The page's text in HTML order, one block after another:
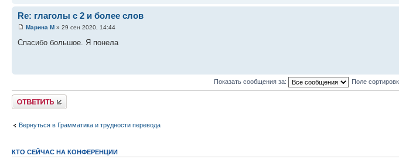
Re: глаголы с 2 и более слов
Марина М » 29 сен 2020, 14:44
Спасибо большое. Я понела
Показать сообщения за: Поле
Ответить
Вернуться в Грамматика и трудности перевода
КТО СЕЙЧАС НА КОНФЕРЕНЦИИ